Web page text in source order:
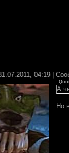
04:19 |
А
Но